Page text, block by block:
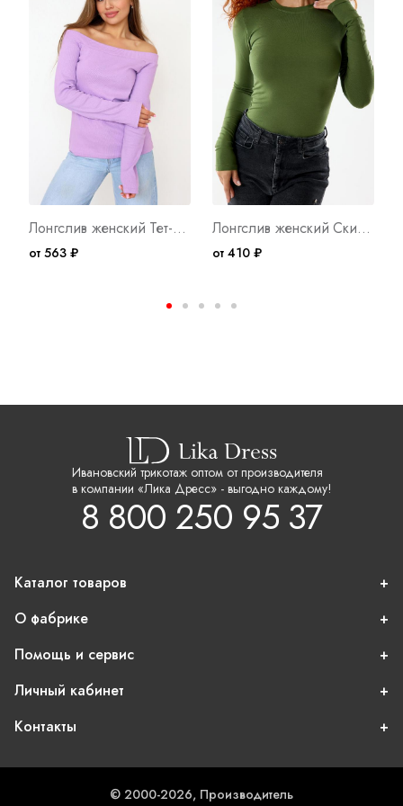
Лонгслив женский Тет-а-Тет Л Арт. 10091
от 563 ₽
Лонгслив женский Скимс З Арт. 10616
от 410 ₽
Ивановский трикотаж оптом от производителя
в компании «Лика Дресс» - выгодно каждому!
8 800 250 95 37
Каталог товаров
О фабрике
Помощь и сервис
Личный кабинет
Контакты
© 2000-2026, Производитель